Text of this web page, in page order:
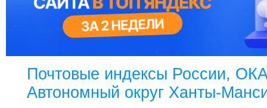
Почтовые индексы России,
Автономный округ Ханты-